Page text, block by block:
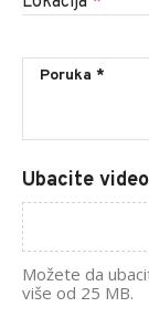
Ubacite
Možete da
više od 25 MB.